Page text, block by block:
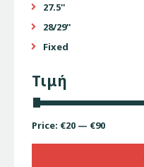
27.5''
28/29''
Fixed
Τιμή
Price: €20 — €90